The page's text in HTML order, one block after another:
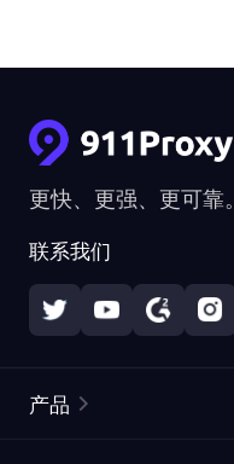
更快、更强、更可靠。
联系我们
产品